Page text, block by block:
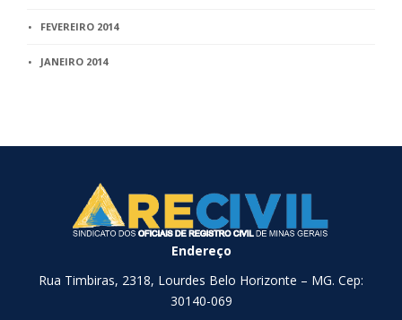
FEVEREIRO 2014
JANEIRO 2014
Endereço
Rua Timbiras, 2318, Lourdes Belo Horizonte – MG. Cep:
30140-069